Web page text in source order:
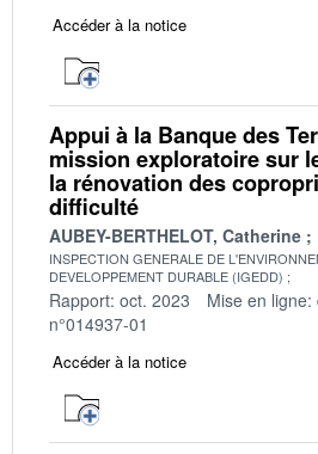
Accéder à la notice
Appui à la Banque des
mission exploratoire sur
la rénovation des
difficulté
AUBEY-BERTHELOT, Catherine
INSPECTION GENERALE DE
DEVELOPPEMENT DURABLE (IGEDD)
Rapport: oct. 2023 Mise en
n°014937-01
Accéder à la notice